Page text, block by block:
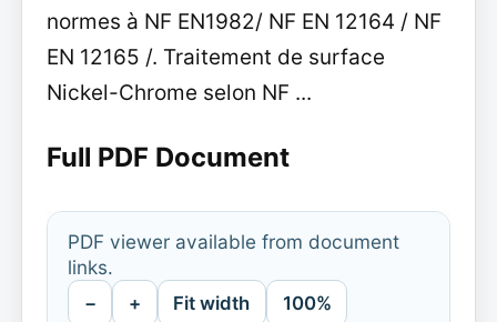
normes à NF EN1982/ NF EN 12164 / NF
EN 12165 /. Traitement de surface
Nickel-Chrome selon NF ...
Full PDF Document
PDF viewer available from document
links.
− + Fit width 100%